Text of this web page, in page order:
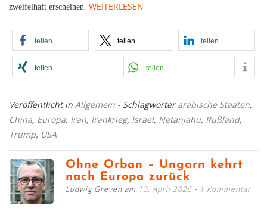
zweifelhaft erscheinen. WEITERLESEN
teilen teilen teilen
teilen teilen
Veröffentlicht in Allgemein - Schlagwörterarabische Staaten,
China, Europa, Iran, Irankrieg, Israel, Netanjahu, Rußland,
Trump, USA
Ohne Orban – Ungarn kehrt
nach Europa zurück
Ludwig Greven am 13. April 2026 1 Kommentar